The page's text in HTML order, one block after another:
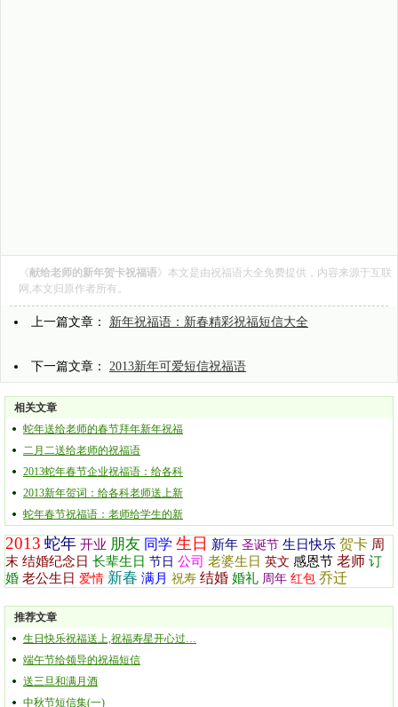
《献给老师的新年贺卡祝福语》本文是由祝福语大全免费提供，内容来源于互联
网,本文归原作者所有。
上一篇文章： 新年祝福语：新春精彩祝福短信大全
下一篇文章： 2013新年可爱短信祝福语
相关文章
蛇年送给老师的春节拜年新年祝福
二月二送给老师的祝福语
2013蛇年春节企业祝福语：给各科
2013新年贺词：给各科老师送上新
蛇年春节祝福语：老师给学生的新
2013 蛇年 开业 朋友 同学 生日 新年 圣诞节 生日快乐 贺卡 周
末 结婚纪念日 长辈生日 节日 公司 老婆生日 英文 感恩节 老师 订
婚 老公生日 爱情 新春 满月 祝寿 结婚 婚礼 周年 红包 乔迁
推荐文章
生日快乐祝福送上,祝福寿星开心过…
端午节给领导的祝福短信
送三旦和满月酒
中秋节短信集(一)